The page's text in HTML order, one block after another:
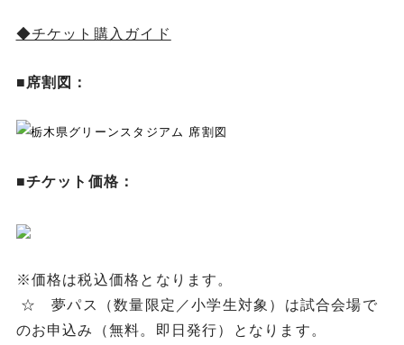
◆チケット購入ガイド
■席割図：
■チケット価格：
※価格は税込価格となります。
☆ 夢パス（数量限定／小学生対象）は試合会場で
のお申込み（無料。即日発行）となります。